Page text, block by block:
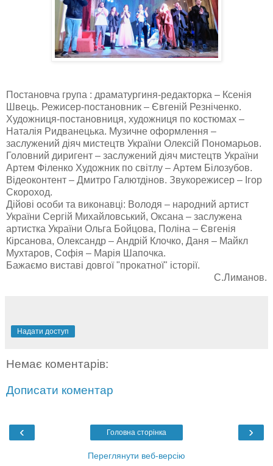
Постановча група : драматургиня-редакторка – Ксенія
Швець. Режисер-постановник – Євгеній Резніченко.
Художниця-постановниця, художниця по костюмах –
Наталія Ридванецька. Музичне оформлення –
заслужений діяч мистецтв України Олексій Пономарьов.
Головний диригент – заслужений діяч мистецтв України
Артем Філенко Художник по світлу – Артем Білозубов.
Відеоконтент – Дмитро Галютдінов. Звукорежисер – Ігор
Скороход.
Дійові особи та виконавці: Володя – народний артист
України Сергій Михайловський, Оксана – заслужена
артистка України Ольга Бойцова, Поліна – Євгенія
Кірсанова, Олександр – Андрій Клочко, Даня – Майкл
Мухтаров, Софія – Марія Шапочка.
Бажаємо виставі довгої "прокатної" історії.
С.Лиманов.
Надати доступ
Немає коментарів:
Дописати коментар
‹ ›
Головна сторінка
Переглянути веб-версію